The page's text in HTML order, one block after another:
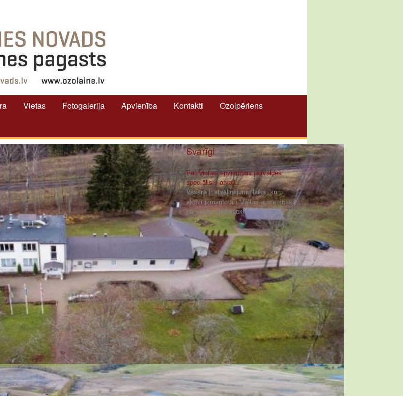
Vietas Fotogalerija Apvienība Kontakti
Ozolpēriens
Svarīgi
Par Maltas apvienības pārvaldes
speciālistu atvaļi...
Vasara ir atvaļinājumu laiks, kuru
aktīvi izmanto arī Maltas apvienības
pārvaldes darbinieki [ ... ]